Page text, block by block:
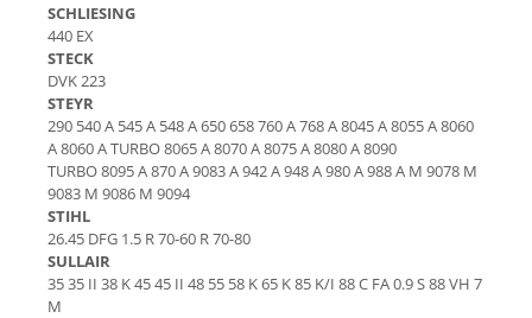
Chei
Maneta inversor
Maneta semnalizare
Stergatoare parbriz
Scaune
Parbrize
Geamuri si parbrize
Cutii documente
Maner usa
Piese Wirtgen
Piese MFH
Piese Laverda
Piese HSM
Piese Grimme
Piese Dulevo
Piese DAF
Piese Braud
SCHLIESING
440 EX
STECK
DVK 223
STEYR
290 540 A 545 A 548 A 650 658 760 A 768 A 8045 A 8055 A 8060
A 8060 A TURBO 8065 A 8070 A 8075 A 8080 A 8090
TURBO 8095 A 870 A 9083 A 942 A 948 A 980 A 988 A M 9078 M
9083 M 9086 M 9094
STIHL
26.45 DFG 1.5 R 70-60 R 70-80
SULLAIR
35 35 II 38 K 45 45 II 48 55 58 K 65 K 85 K/I 88 C FA 0.9 S 88 VH 7
M